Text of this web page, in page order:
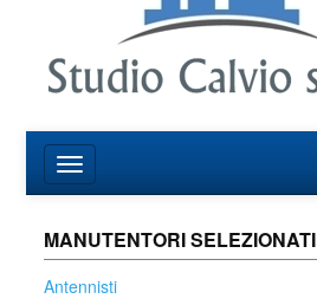
MANUTENTORI SELEZIONATI
Antennisti